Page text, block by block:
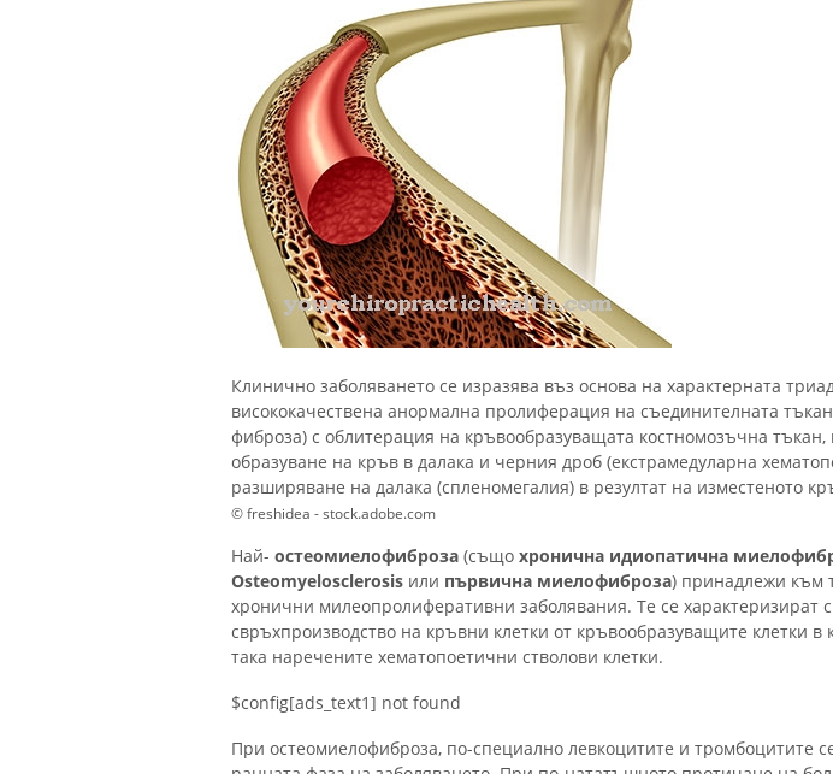
Клинично заболяването се изразява въз основа на характерната
висококачествена анормална пролиферация на съединителната
фиброза) с облитерация на кръвообразуващата костномозъчна тъкан,
образуване на кръв в далака и черния дроб (екстрамедуларна
разширяване на далака (спленомегалия) в резултат на изместеното
© freshidea - stock.adobe.com
Най- остеомиелофиброза (също хронична идиопатична
Osteomyelosclerosis или първична миелофиброза) принадлежи към
хронични милеопролиферативни заболявания. Те се характеризират с
свръхпроизводство на кръвни клетки от кръвообразуващите клетки в
така наречените хематопоетични стволови клетки.
$config[ads_text1] not found
При остеомиелофиброза, по-специално левкоцитите и тромбоцитите